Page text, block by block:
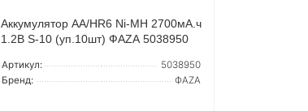
Аккумулятор AA/HR6 Ni-MH 2700мА.ч
1.2В S-10 (уп.10шт) ФАZА 5038950
Артикул:
5038950
Бренд:
ФАZА